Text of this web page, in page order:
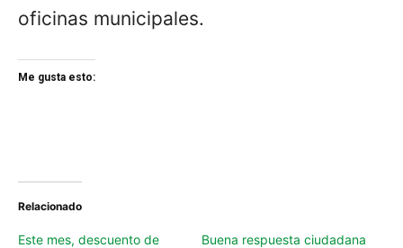
oficinas municipales.
Me gusta esto:
Relacionado
Este mes, descuento de
Buena respuesta ciudadana